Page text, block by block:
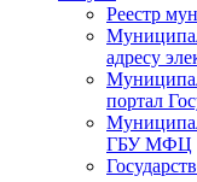
Реестр
адресу
портал
ГБУ МФЦ